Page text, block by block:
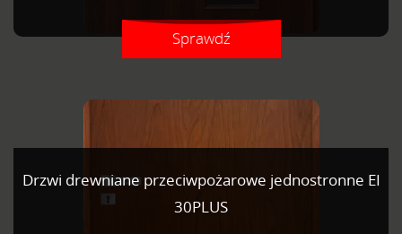
Sprawdź
Drzwi drewniane przeciwpożarowe jednostronne EI
30PLUS